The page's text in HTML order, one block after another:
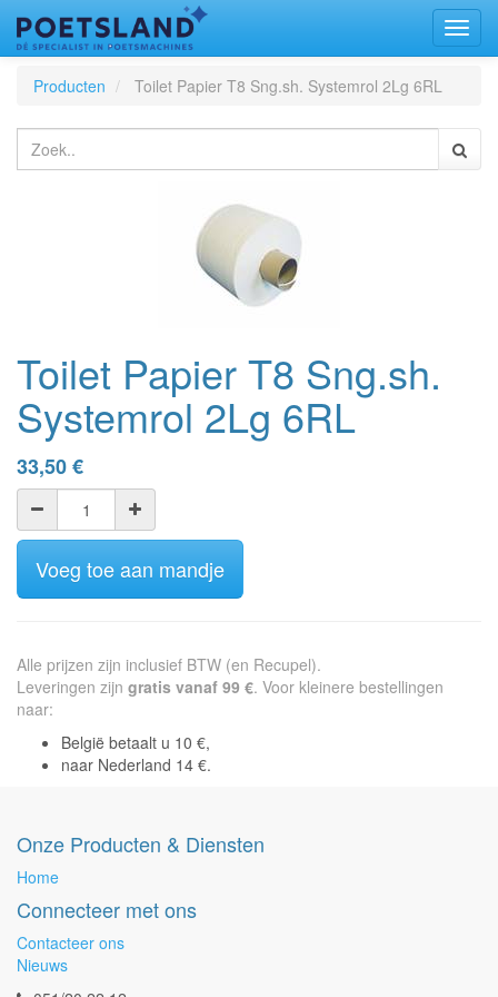
Producten
Toilet Papier T8 Sng.sh. Systemrol 2Lg 6RL
Toilet Papier T8 Sng.sh.
Systemrol 2Lg 6RL
33,50€
Voeg toe aan mandje
Alle prijzen zijn inclusief BTW (en Recupel).
Leveringen zijn gratis vanaf 99 €. Voor kleinere bestellingen
naar:
België betaalt u 10 €,
naar Nederland 14 €.
Onze Producten & Diensten
Home
Connecteer met ons
Contacteer ons
Nieuws